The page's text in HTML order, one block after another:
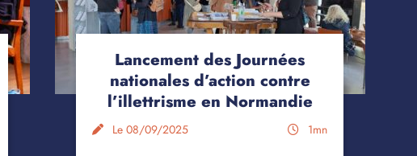
Lancement des Journées
nationales d’action contre
l’illettrisme en Normandie
Le 08/09/2025 1mn